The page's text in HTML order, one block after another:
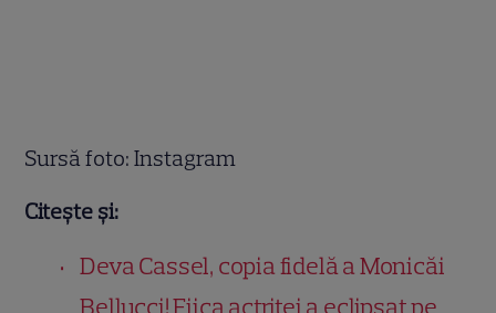
Sursă foto: Instagram
Citește și:
Deva Cassel, copia fidelă a Monicăi
Bellucci! Fiica actriței a eclipsat pe